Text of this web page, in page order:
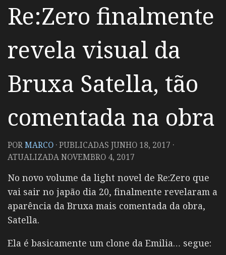
Re:Zero finalmente
revela visual da
Bruxa Satella, tão
comentada na obra
PORMARCO · PUBLICADAS JUNHO 18, 2017 ·
ATUALIZADANOVEMBRO 4, 2017
No novo volume da light novel de Re:Zero que
vai sair no japão dia 20, finalmente revelaram a
aparência da Bruxa mais comentada da obra,
Satella.
Ela é basicamente um clone da Emilia… segue: